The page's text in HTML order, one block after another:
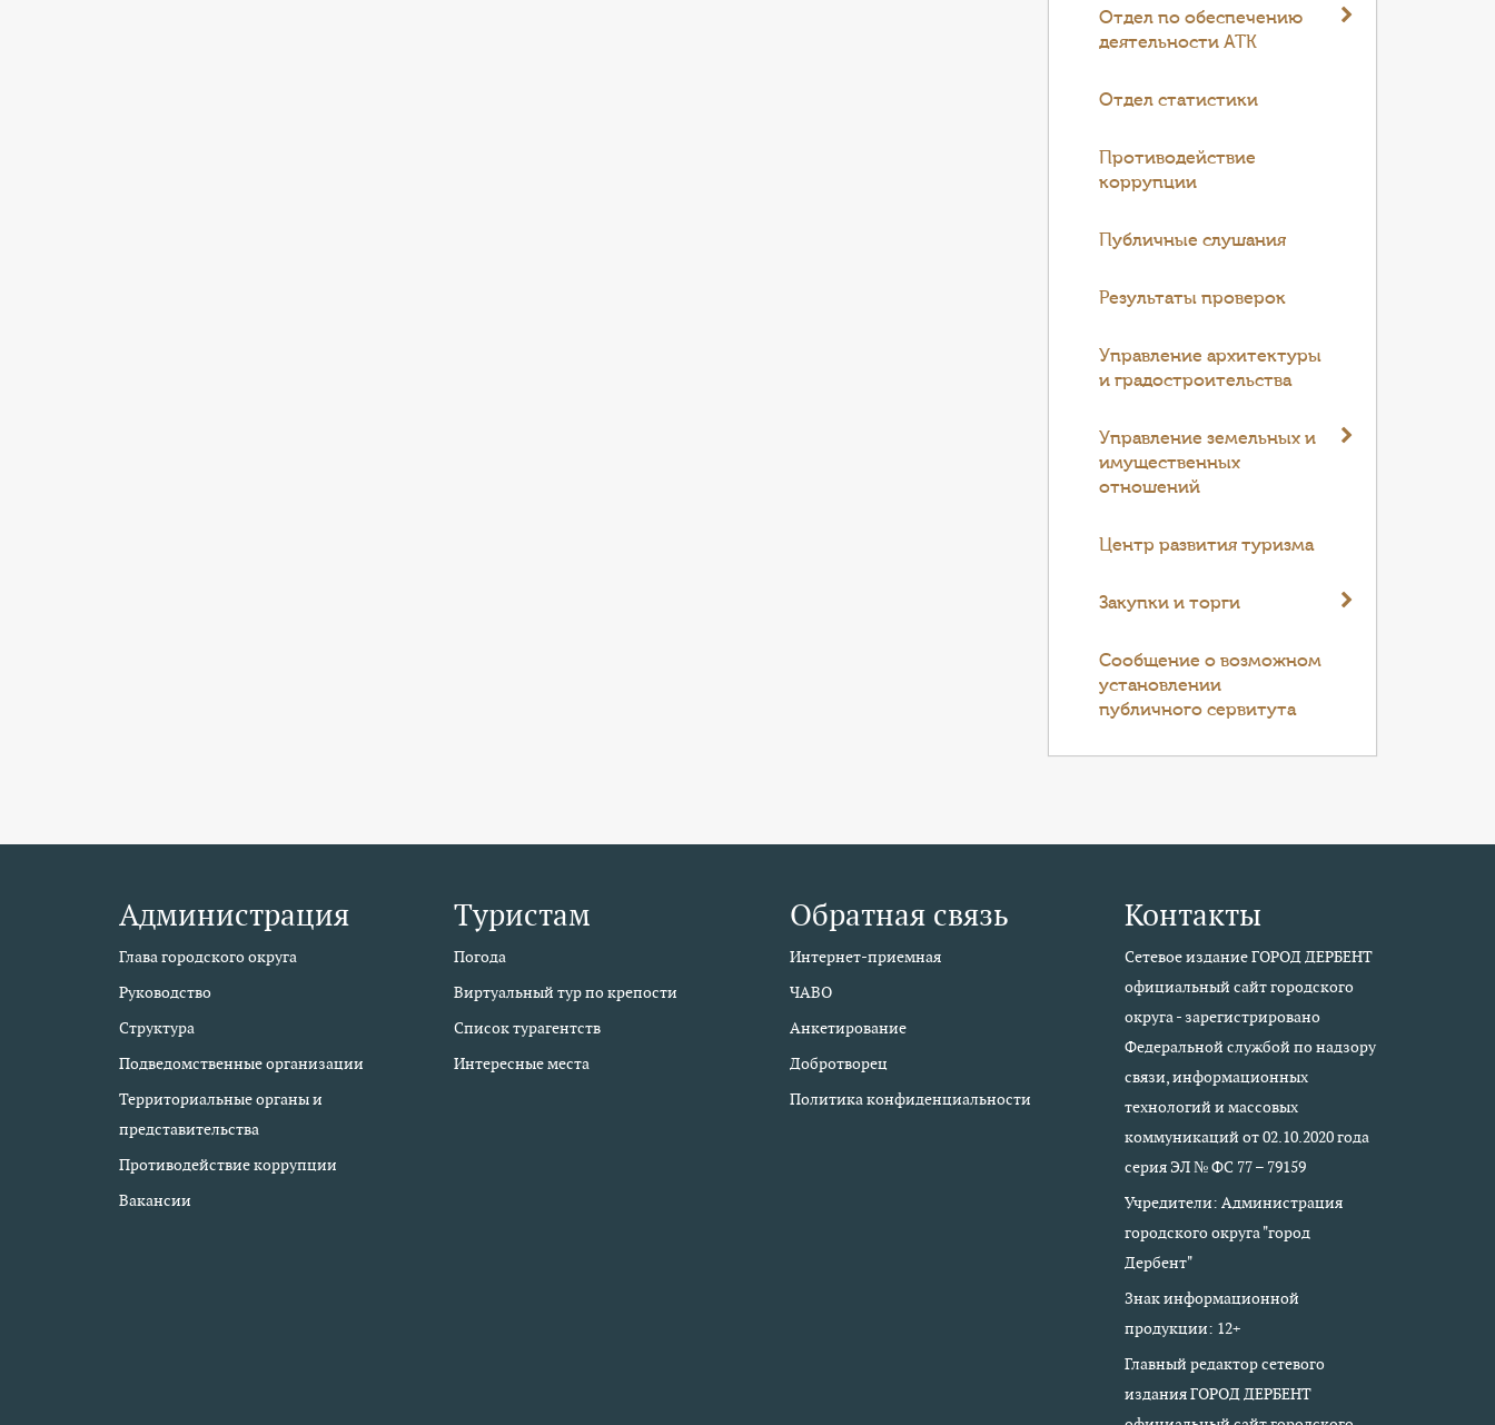
Отдел по обеспечению
деятельности АТК
Отдел статистики
Противодействие
коррупции
Публичные слушания
Результаты проверок
Управление архитектуры
и градостроительства
Управление земельных и
имущественных
отношений
Центр развития туризма
Закупки и торги
Cообщение о возможном
установлении
публичного сервитута
Администрация
Глава городского округа
Руководство
Структура
Подведомственные организации
Территориальные органы и
представительства
Противодействие коррупции
Вакансии
Туристам
Погода
Виртуальный тур по крепости
Список турагентств
Интересные места
Обратная связь
Интернет-приемная
ЧАВО
Анкетирование
Добротворец
Политика конфиденциальности
Контакты
Сетевое издание ГОРОД ДЕРБЕНТ
официальный сайт городского
округа - зарегистрировано
Федеральной службой по надзору
связи, информационных
технологий и массовых
коммуникаций от 02.10.2020 года
серия ЭЛ № ФС 77 – 79159
Учредители: Администрация
городского округа "город
Дербент"
Знак информационной
продукции: 12+
Главный редактор сетевого
издания ГОРОД ДЕРБЕНТ